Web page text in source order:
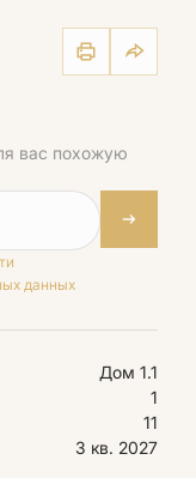
вас похожую
данных
Дом 1.1
1
11
3 кв. 2027